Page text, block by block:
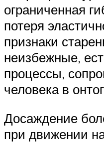
ограниченная
потеря
признаки
неизбежные,
процессы,
человека в
Досаждение
при движении